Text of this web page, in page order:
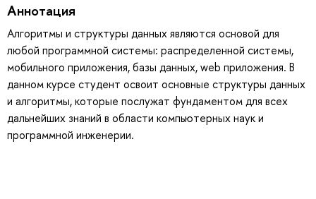
Аннотация
Алгоритмы и структуры данных являются основой для
любой программной системы: распределенной системы,
мобильного приложения, базы данных, web приложения. В
данном курсе студент освоит основные структуры данных
и алгоритмы, которые послужат фундаментом для всех
дальнейших знаний в области компьютерных наук и
программной инженерии.